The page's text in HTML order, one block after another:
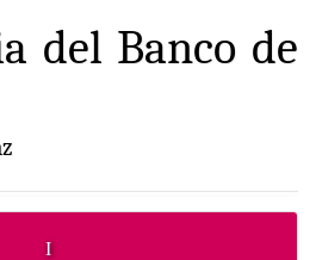
del Banco de
I